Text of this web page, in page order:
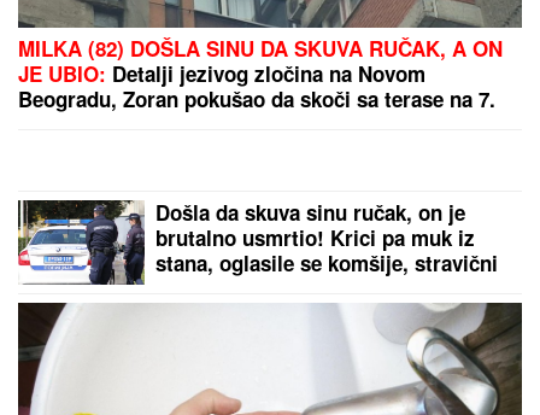
MILKA (82) DOŠLA SINU DA SKUVA RUČAK, A ON
JE UBIO: Detalji jezivog zločina na Novom
Beogradu, Zoran pokušao da skoči sa terase na 7.
Došla da skuva sinu ručak, on je
brutalno usmrtio! Krici pa muk iz
stana, oglasile se komšije, stravični